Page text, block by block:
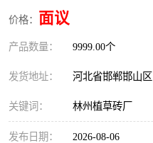
价格： 面议
产品数量： 9999.00个
发货地址： 河北省邯郸邯山区
关键词： 林州植草砖厂
发布日期： 2026-08-06